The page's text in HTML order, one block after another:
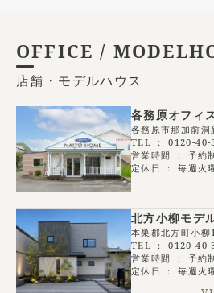
OFFICE /
店舗・モデルハウス
各務原オフィ
各務原市那加前洞
TEL ：0120-40-
営業時間 ： 予約
定休日 ： 毎週火
北方小柳モデ
本巣郡北方町小
TEL ：0120-40-
営業時間 ： 予約
定休日 ： 毎週火